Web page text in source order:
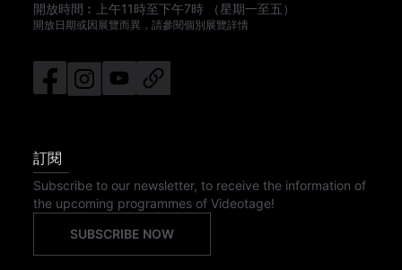
開放時間︰
上午11時至下午7時 （星期一至五）
開放日期或因展覽而異，請參閱個別展覽詳情
訂閱
Subscribe to our newsletter, to receive the information of
the upcoming programmes of Videotage!
SUBSCRIBE NOW